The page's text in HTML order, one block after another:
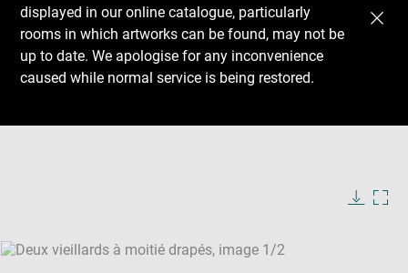
displayed in our online catalogue, particularly
rooms in which artworks can be found, may not be
up to date. We apologise for any inconvenience
caused while normal service is being restored.
SKIP IMAGE CAROUSEL
Download
Next
Previous